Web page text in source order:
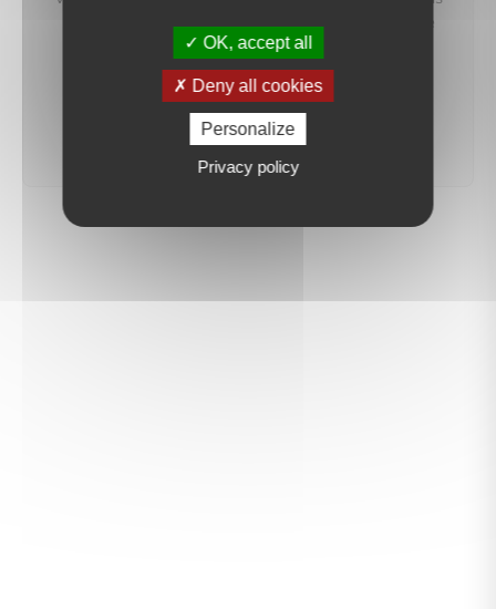
préviendrons dès qu'un bien correspondant à votre
recherche sera mis en ligne.
créer une alerte
OK, accept all
Deny all cookies
Personalize
Privacy policy